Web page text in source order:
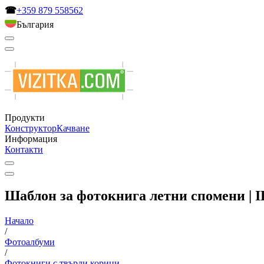
☎+359 879 558562
България
Продукти
КонструкторКачване
Информация
Контакти
Шаблон за фотокнига летни спомени |
Начало
/
Фотоалбуми
/